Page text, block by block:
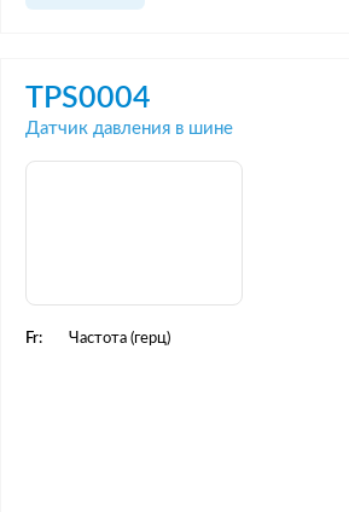
TPS0004
Датчик давления в шине
Fr: Частота (герц)